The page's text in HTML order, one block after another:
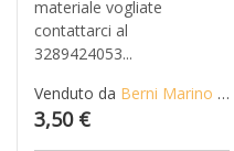
materiale vogliate
contattarci al
3289424053...
Venduto da Berni Marino di Mario S.n.c.
3,50 €